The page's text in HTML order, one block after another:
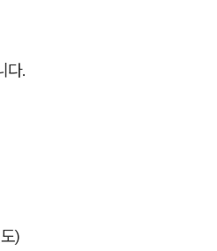
다.
)